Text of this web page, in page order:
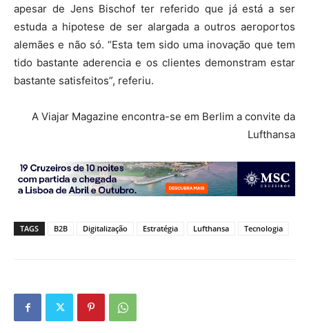
apesar de Jens Bischof ter referido que já está a ser
estuda a hipotese de ser alargada a outros aeroportos
alemães e não só. “Esta tem sido uma inovação que tem
tido bastante aderencia e os clientes demonstram estar
bastante satisfeitos”, referiu.
A Viajar Magazine encontra-se em Berlim a convite da
Lufthansa
TAGS B2B Digitalização Estratégia Lufthansa Tecnologia